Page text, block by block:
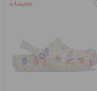
تخفيضات